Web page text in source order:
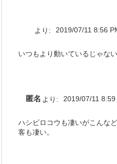
より: 2019/07/11 8:56
いつもより動いているじゃな
匿名 より: 2019/07/11 8:59
ハシビロコウも凄いがこんな
客も凄い。